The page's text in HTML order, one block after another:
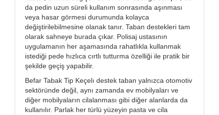
da pedin uzun süreli kullanım sonrasında aşınması
veya hasar görmesi durumunda kolayca
değiştirilebilmesine olanak tanır. Taban destekleri tam
olarak sahneye burada çıkar. Polisaj ustasının
uygulamanın her aşamasında rahatlıkla kullanmak
istediği pede hızlıca cırtlı tutturma özelliği ile pratik bir
şekilde geçiş yapabilir.
Befar Tabak Tip Keçelı destek taban yalnızca otomotiv
sektöründe değil, aynı zamanda ev mobilyaları ve
diğer mobilyaların cilalanması gibi diğer alanlarda da
kullanılır. Parlak her türlü yüzeyin pasta ve cila